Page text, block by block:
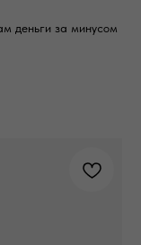
деньги за минусом